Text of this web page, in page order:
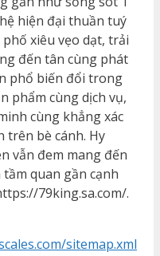
hiện đại thuần tuý
xiêu vẹo dạt, trải
đến tân cùng phát
phổ biến đổi trong
phẩm cùng dịch vụ,
cùng khẳng xác
trên bè cánh. Hy
vẫn đem mang đến
quan gần cạnh
79king.sa.com/.
sitemap.xml